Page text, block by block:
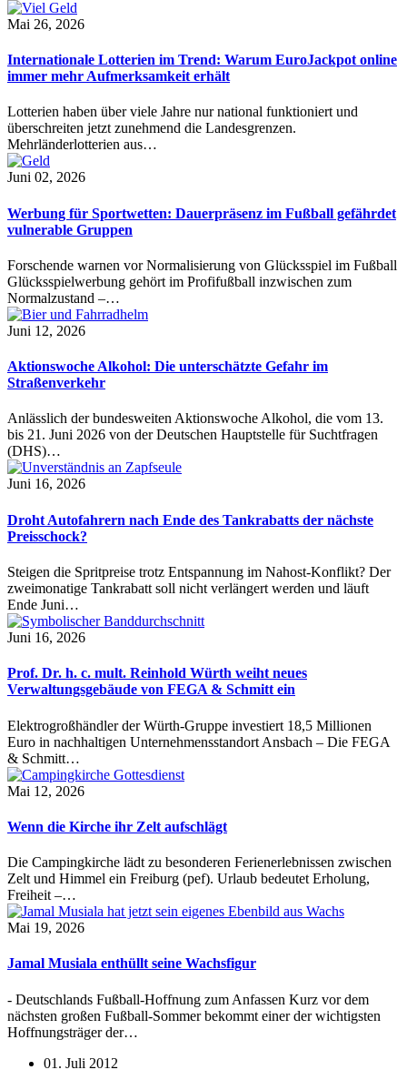
Mai 26, 2026
Internationale Lotterien im Trend: Warum EuroJackpot online
immer mehr Aufmerksamkeit erhält
Lotterien haben über viele Jahre nur national funktioniert und
überschreiten jetzt zunehmend die Landesgrenzen.
Mehrländerlotterien aus…
Juni 02, 2026
Werbung für Sportwetten: Dauerpräsenz im Fußball gefährdet
vulnerable Gruppen
Forschende warnen vor Normalisierung von Glücksspiel im Fußball
Glücksspielwerbung gehört im Profifußball inzwischen zum
Normalzustand –…
Juni 12, 2026
Aktionswoche Alkohol: Die unterschätzte Gefahr im
Straßenverkehr
Anlässlich der bundesweiten Aktionswoche Alkohol, die vom 13.
bis 21. Juni 2026 von der Deutschen Hauptstelle für Suchtfragen
(DHS)…
Juni 16, 2026
Droht Autofahrern nach Ende des Tankrabatts der nächste
Preisschock?
Steigen die Spritpreise trotz Entspannung im Nahost-Konflikt? Der
zweimonatige Tankrabatt soll nicht verlängert werden und läuft
Ende Juni…
Juni 16, 2026
Prof. Dr. h. c. mult. Reinhold Würth weiht neues
Verwaltungsgebäude von FEGA & Schmitt ein
Elektrogroßhändler der Würth-Gruppe investiert 18,5 Millionen
Euro in nachhaltigen Unternehmensstandort Ansbach – Die FEGA
& Schmitt…
Mai 12, 2026
Wenn die Kirche ihr Zelt aufschlägt
Die Campingkirche lädt zu besonderen Ferienerlebnissen zwischen
Zelt und Himmel ein Freiburg (pef). Urlaub bedeutet Erholung,
Freiheit –…
Mai 19, 2026
Jamal Musiala enthüllt seine Wachsfigur
- Deutschlands Fußball-Hoffnung zum Anfassen Kurz vor dem
nächsten großen Fußball-Sommer bekommt einer der wichtigsten
Hoffnungsträger der…
01. Juli 2012